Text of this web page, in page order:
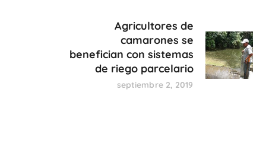
Agricultores de
camarones se
benefician con sistemas
de riego parcelario
septiembre 2, 2019